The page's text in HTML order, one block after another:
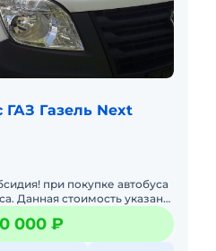
ГАЗ Газель Next
при покупке автобуса
Данная стоимость указана
прайсу его стоимость
000 ₽